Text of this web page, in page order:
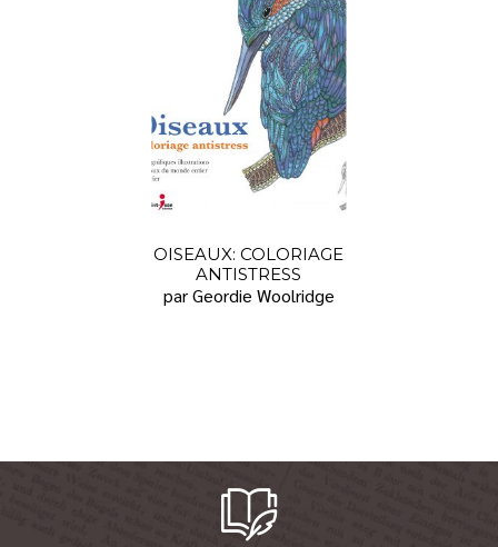
OISEAUX: COLORIAGE
ANTISTRESS
par Geordie Woolridge